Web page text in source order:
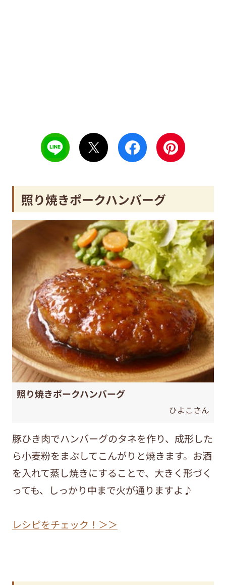
照り焼きポークハンバーグ
照り焼きポークハンバーグ
ひよこさん
豚ひき肉でハンバーグのタネを作り、成形した
ら小麦粉をまぶしてこんがりと焼きます。お酒
を入れて蒸し焼きにすることで、大きく形づく
っても、しっかり中まで火が通りますよ♪
レシピをチェック！＞＞